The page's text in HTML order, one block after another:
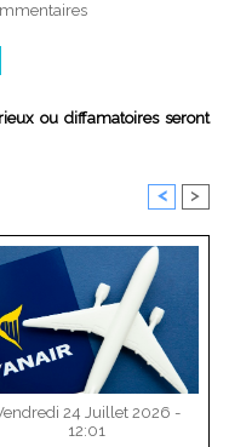
ou diffamatoires seront
< >
24 Juillet 2026 -
12:01